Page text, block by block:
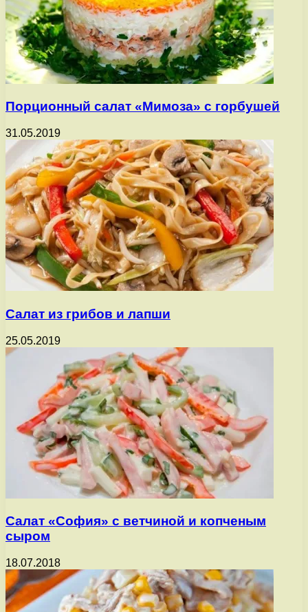
Порционный салат «Мимоза» с горбушей
31.05.2019
Салат из грибов и лапши
25.05.2019
Салат «София» с ветчиной и копченым
сыром
18.07.2018